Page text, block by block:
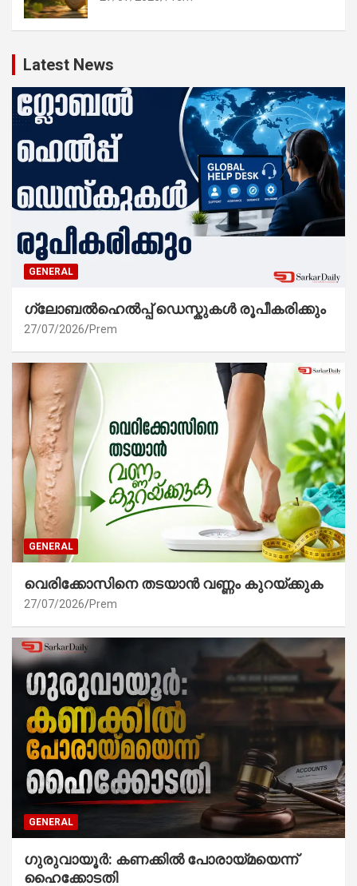
Latest News
GENERAL
ഗ്ലോബൽഹെൽപ്പ് ഡെസ്കുകൾ രൂപീകരിക്കും
27/07/2026 Prem
GENERAL
വെരിക്കോസിനെ തടയാൻ വണ്ണം കുറയ്ക്കുക
27/07/2026 Prem
GENERAL
ഗുരുവായൂർ: കണക്കിൽ പോരായ്മയെന്ന്
ഹൈക്കോടതി